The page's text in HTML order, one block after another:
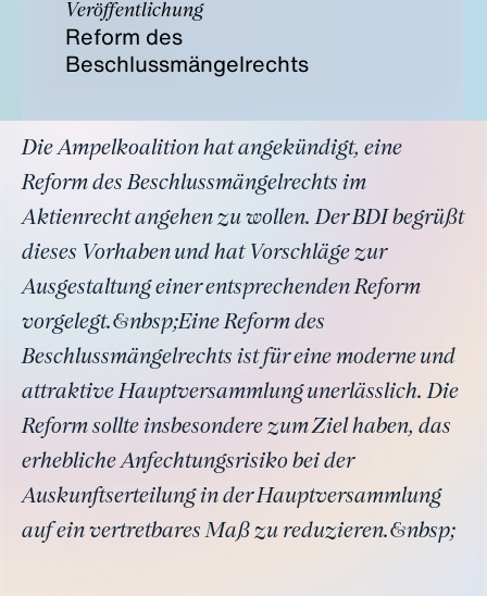
Veröffentlichung
Reform des
Beschlussmängelrechts
Die Ampelkoalition hat angekündigt, eine
Reform des Beschlussmängelrechts im
Aktienrecht angehen zu wollen. Der BDI begrüßt
dieses Vorhaben und hat Vorschläge zur
Ausgestaltung einer entsprechenden Reform
vorgelegt.&nbsp;Eine Reform des
Beschlussmängelrechts ist für eine moderne und
attraktive Hauptversammlung unerlässlich. Die
Reform sollte insbesondere zum Ziel haben, das
erhebliche Anfechtungsrisiko bei der
Auskunftserteilung in der Hauptversammlung
auf ein vertretbares Maß zu reduzieren.&nbsp;